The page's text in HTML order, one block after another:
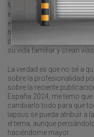
Más fácil me resulta
empresarial. Hombres y
empresa como una
habitualmente, y de modo
cumplen estrictamente su
su vida familiar y crean
La verdad es que no sé a
sobre la profesionalidad
sobre la reciente
España 2024, me temo
cambiarlo todo para que
lapsus se pueda atribuir a
el tema, aunque
haciéndome mayor.